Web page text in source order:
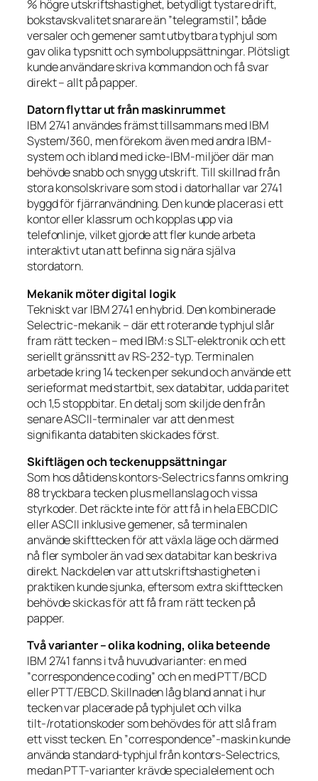
% högre utskriftshastighet, betydligt tystare drift,
bokstavskvalitet snarare än ”telegramstil”, både
versaler och gemener samt utbytbara typhjul som
gav olika typsnitt och symboluppsättningar. Plötsligt
kunde användare skriva kommandon och få svar
direkt – allt på papper.
Datorn flyttar ut från maskinrummet
IBM 2741 användes främst tillsammans med IBM
System/360, men förekom även med andra IBM-
system och ibland med icke-IBM-miljöer där man
behövde snabb och snygg utskrift. Till skillnad från
stora konsolskrivare som stod i datorhallar var 2741
byggd för fjärranvändning. Den kunde placeras i ett
kontor eller klassrum och kopplas upp via
telefonlinje, vilket gjorde att fler kunde arbeta
interaktivt utan att befinna sig nära själva
stordatorn.
Mekanik möter digital logik
Tekniskt var IBM 2741 en hybrid. Den kombinerade
Selectric-mekanik – där ett roterande typhjul slår
fram rätt tecken – med IBM:s SLT-elektronik och ett
seriellt gränssnitt av RS-232-typ. Terminalen
arbetade kring 14 tecken per sekund och använde ett
serieformat med startbit, sex databitar, udda paritet
och 1,5 stoppbitar. En detalj som skiljde den från
senare ASCII-terminaler var att den mest
signifikanta databiten skickades först.
Skiftlägen och teckenuppsättningar
Som hos dåtidens kontors-Selectrics fanns omkring
88 tryckbara tecken plus mellanslag och vissa
styrkoder. Det räckte inte för att få in hela EBCDIC
eller ASCII inklusive gemener, så terminalen
använde skifttecken för att växla läge och därmed
nå fler symboler än vad sex databitar kan beskriva
direkt. Nackdelen var att utskriftshastigheten i
praktiken kunde sjunka, eftersom extra skifttecken
behövde skickas för att få fram rätt tecken på
papper.
Två varianter – olika kodning, olika beteende
IBM 2741 fanns i två huvudvarianter: en med
”correspondence coding” och en med PTT/BCD
eller PTT/EBCD. Skillnaden låg bland annat i hur
tecken var placerade på typhjulet och vilka
tilt-/rotationskoder som behövdes för att slå fram
ett visst tecken. En ”correspondence”-maskin kunde
använda standard-typhjul från kontors-Selectrics,
medan PTT-varianter krävde specialelement och